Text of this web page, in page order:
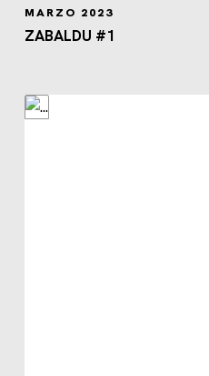
MARZO 2023
ZABALDU #1